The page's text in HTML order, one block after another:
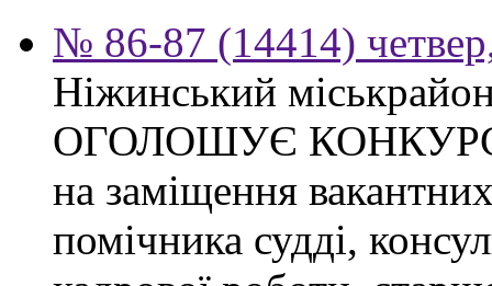
№ 86-87 (14414)
Ніжинський
ОГОЛОШУЄ
на заміщення
помічника судді,